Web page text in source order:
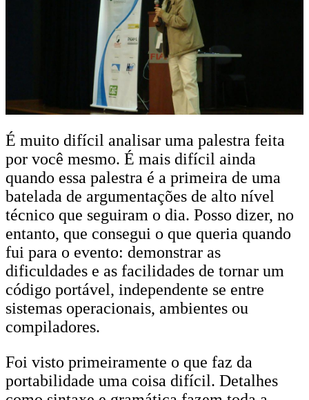
É muito difícil analisar uma palestra feita
por você mesmo. É mais difícil ainda
quando essa palestra é a primeira de uma
batelada de argumentações de alto nível
técnico que seguiram o dia. Posso dizer, no
entanto, que consegui o que queria quando
fui para o evento: demonstrar as
dificuldades e as facilidades de tornar um
código portável, independente se entre
sistemas operacionais, ambientes ou
compiladores.
Foi visto primeiramente o que faz da
portabilidade uma coisa difícil. Detalhes